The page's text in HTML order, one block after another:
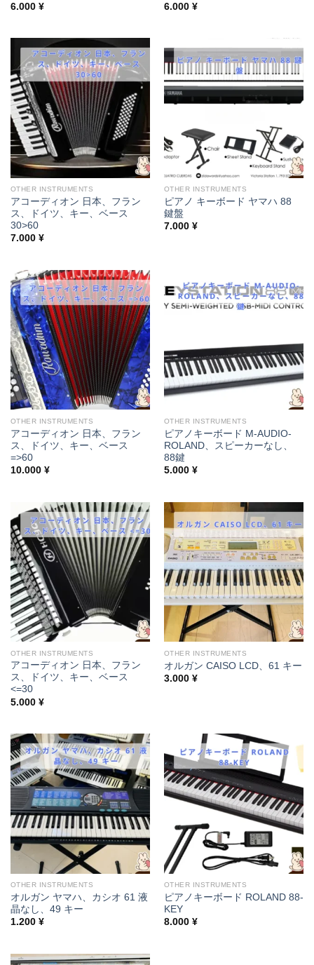
6.000 ¥
6.000 ¥
OTHER INSTRUMENTS
アコーディオン 日本、フラン
ス、ドイツ、キー、ベース
30>60
7.000 ¥
OTHER INSTRUMENTS
ピアノ キーボード ヤマハ 88
鍵盤
7.000 ¥
OTHER INSTRUMENTS
アコーディオン 日本、フラン
ス、ドイツ、キー、ベース
=>60
10.000 ¥
OTHER INSTRUMENTS
ピアノキーボード M-AUDIO-
ROLAND、スピーカーなし、
88鍵
5.000 ¥
OTHER INSTRUMENTS
アコーディオン 日本、フラン
ス、ドイツ、キー、ベース
<=30
5.000 ¥
OTHER INSTRUMENTS
オルガン CAISO LCD、61 キー
3.000 ¥
OTHER INSTRUMENTS
オルガン ヤマハ、カシオ 61 液
晶なし、49 キー
1.200 ¥
OTHER INSTRUMENTS
ピアノキーボード ROLAND 88-
KEY
8.000 ¥